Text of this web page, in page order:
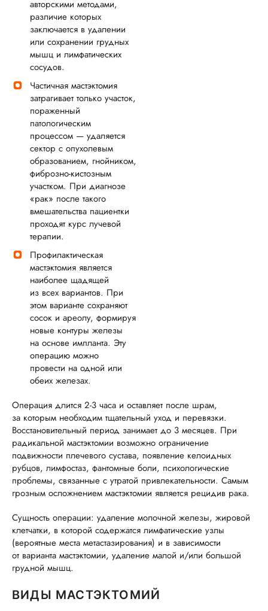
авторскими методами,
различие которых
заключается в удалении
или сохранении грудных
мышц и лимфатических
сосудов.
Частичная мастэктомия
затрагивает только участок,
пораженный
патологическим
процессом — удаляется
сектор с опухолевым
образованием, гнойником,
фиброзно-кистозным
участком. При диагнозе
«рак» после такого
вмешательства пациентки
проходят курс лучевой
терапии.
Профилактическая
мастэктомия является
наиболее щадящей
из всех вариантов. При
этом варианте сохраняют
сосок и ареолу, формируя
новые контуры железы
на основе импланта. Эту
операцию можно
провести на одной или
обеих железах.
Операция длится 2-3 часа и оставляет после шрам,
за которым необходим тщательный уход и перевязки.
Восстановительный период занимает до 3 месяцев. При
радикальной мастэктомии возможно ограничение
подвижности плечевого сустава, появление келоидных
рубцов, лимфостаз, фантомные боли, психологические
проблемы, связанные с утратой привлекательности. Самым
грозным осложнением мастэктомии является рецидив рака.
Сущность операции: удаление молочной железы, жировой
клетчатки, в которой содержатся лимфатические узлы
(вероятные места метастазирования) и в зависимости
от варианта мастэктомии, удаление малой и/или большой
грудной мышц.
ВИДЫ МАСТЭКТОМИЙ